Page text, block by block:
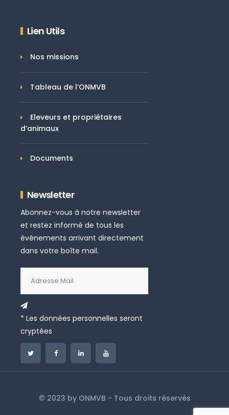
Lien Utils
Nos missions
Tableau de l’ONMVB
Eleveurs et propriétaires
d’animaux
Documents
Newsletter
Abonnez-vous à notre newsletter
et restez informé de tous les
événements arrivant directement
dans votre boîte mail.
* Les données personnelles seront
cryptées
© 2023 by ONMVB - Tous droits réservés